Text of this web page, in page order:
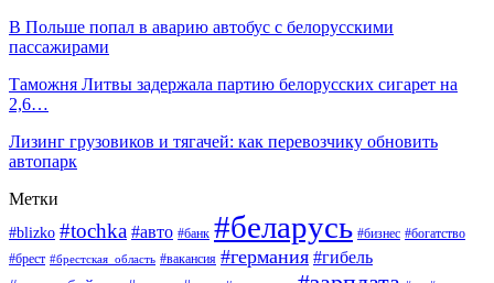
В Польше попал в аварию автобус с белорусскими
пассажирами
Таможня Литвы задержала партию белорусских сигарет на
2,6…
Лизинг грузовиков и тягачей: как перевозчику обновить
автопарк
Метки
#blizko #tochka #авто #банк #беларусь #бизнес #богатство
#брест #брестская_область #вакансия #германия #гибель